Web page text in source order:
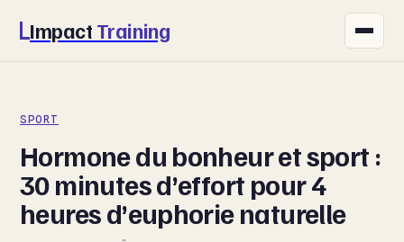
Impact Training
NUTRITION
SANTÉ
SPORT
SPORT
Hormone du bonheur et sport :
30 minutes d’effort pour 4
heures d’euphorie naturelle